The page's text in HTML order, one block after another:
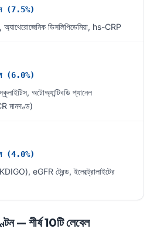
(7.5%)
ডিসলিপিডেমিয়া, hs-CRP
(6.0%)
অটোঅ্যান্টিবডি প্যানেল
মানদণ্ড)
(4.0%)
eGFR ট্রেন্ড, ইলেক্ট্রোলাইটের
— শীর্ষ 10টি লেবেল